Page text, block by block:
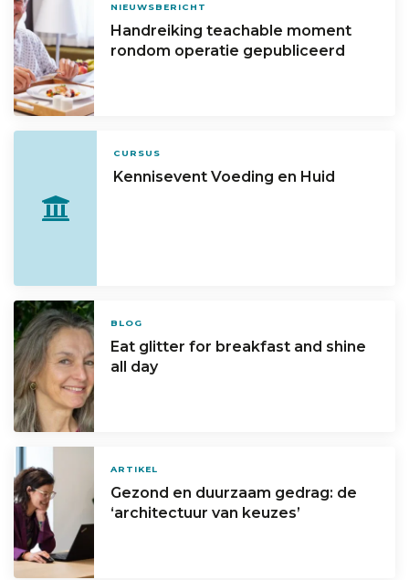
NIEUWSBERICHT
Handreiking teachable moment
rondom operatie gepubliceerd
CURSUS
Kennisevent Voeding en Huid
BLOG
Eat glitter for breakfast and shine
all day
ARTIKEL
Gezond en duurzaam gedrag: de
‘architectuur van keuzes’